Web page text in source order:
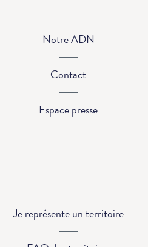
Notre ADN
Contact
Espace presse
Je représente un territoire